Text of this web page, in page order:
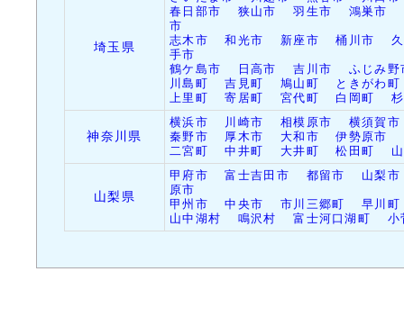
ては最適です。
2014/7/6（日） 「制作実績」ペ
の「アワードシ
グ」サイトを追
2014/6/16（月）
株式会社ユニロ
ーの一員として
頂きましので、
更新しました。
埼玉県
春日部市
狭山市 羽生市
鴻巣市
市
志木市
和光市 新座市 桶川市
手市
鶴ケ島市
日高市 吉川市
ふじみ野
川島町
吉見町 鳩山町
ときがわ町
上里町
寄居町 宮代町 白岡町
神奈川県
横浜市 川崎市 相模原市
横須賀市
秦野市
厚木市 大和市
伊勢原市
二宮町
中井町 大井町 松田町
山梨県
甲府市 富士吉田市 都留市
山梨市
原市
甲州市
中央市 市川三郷町
早川町
山中湖村
鳴沢村 富士河口湖町 小